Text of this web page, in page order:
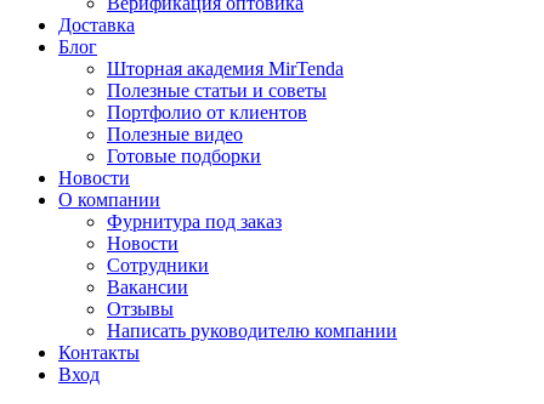
Доставка
Блог
Шторная академия MirTenda
Полезные статьи и советы
Портфолио от клиентов
Полезные видео
Готовые подборки
Новости
О компании
Фурнитура под заказ
Новости
Сотрудники
Вакансии
Отзывы
Написать руководителю компании
Контакты
Вход